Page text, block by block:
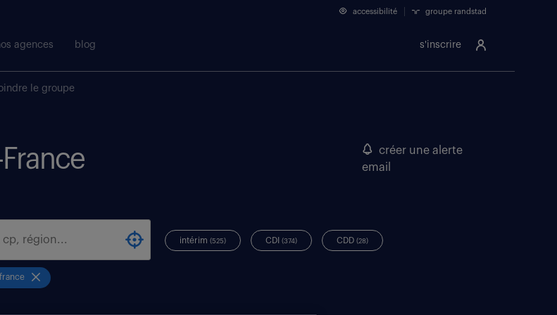
s'inscrire
accessibilité groupe randstad
agences blog
le groupe
créer une alerte
email
intérim(525) CDI(374) CDD(28)